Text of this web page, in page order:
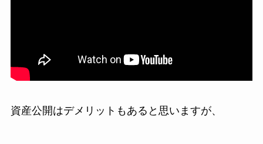
資産公開はデメリットもあると思いますが、